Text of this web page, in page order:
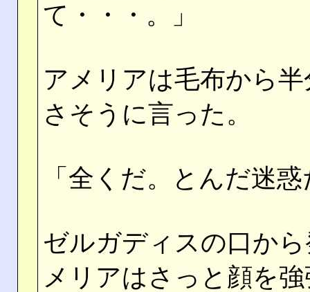
て・・・。」
アメリアは毛布から
さそうに言った。
「全くだ。とんだ迷
ゼルガディスの口か
メリアはさっと顔を